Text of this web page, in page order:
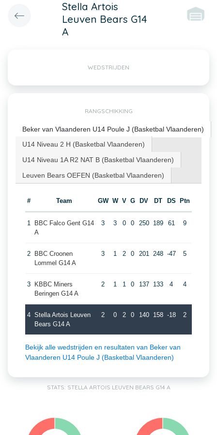
Stella Artois
Leuven Bears G14
A
WEDSTRIJDEN
RANGSCHIKKING
Beker van Vlaanderen U14 Poule J (Basketbal Vlaanderen)
U14 Niveau 2 H (Basketbal Vlaanderen)
U14 Niveau 1A R2 NAT B (Basketbal Vlaanderen)
Leuven Bears OEFEN (Basketbal Vlaanderen)
# Team GW W V G DV DT DS Ptn
1
BBC Falco Gent G14
A
3 3 0 0 250 189 61 9
2
BBC Croonen
Lommel G14 A
3 1 2 0 201 248 -47 5
3
KBBC Miners
Beringen G14 A
2 1 1 0 137 133 4 4
4 Stella Artois Leuven
Bears G14 A
2 0 2 0 140 158 -18 2
Bekijk alle wedstrijden en resultaten van Beker van
Vlaanderen U14 Poule J (Basketbal Vlaanderen)
STATS: STELLA ARTOIS LEUVEN BEARS G14 A